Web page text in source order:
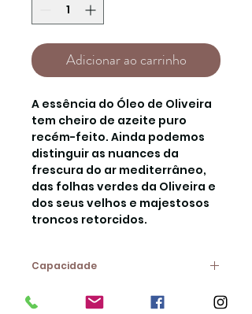
Adicionar ao carrinho
A essência do Óleo de Oliveira
tem cheiro de azeite puro
recém-feito. Ainda podemos
distinguir as nuances da
frescura do ar mediterrâneo,
das folhas verdes da Oliveira e
dos seus velhos e majestosos
troncos retorcidos.
Capacidade